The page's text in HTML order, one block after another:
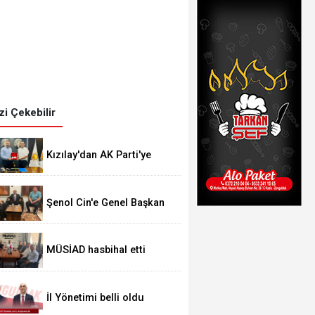
Çekebilir
Kızılay'dan AK Parti'ye
Şenol Cin'e Genel Başkan
MÜSİAD hasbihal etti
İl Yönetimi belli oldu